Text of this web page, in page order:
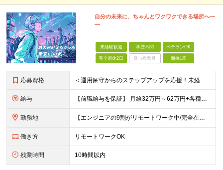
自分の未来に、ちゃんとワクワクできる場所へ―
―
未経験歓迎 学歴不問 ベテランOK
完全週休2日 賞与複数月 面接1回
応募資格 ＜運用保守からのステップアップを応援！未経験からの挑戦も大歓迎です♪＞ ■インフラエンジニアとして何らかの実務経験がある方（経験領域不問） ■学歴不問 【こんな方にピッタリの環境です！】 ・運用保守
給与 【前職給与を保証】 月給32万円～62万円+各種手当+決算賞与 ★資格手当や資格取得報奨金、役職手当など待遇、福利厚生が充実！ ★1年で年収60万円以上アップした社員が多数！ ※経験・スキルを考慮
勤務地 【エンジニアの9割がリモートワーク中/完全在宅ワークで働くメンバーも◎】 現在、エンジニアの約9割がリモートワークを実施。 そのうち約3割がフルリモートで勤務しており、地方在住のメンバーも活躍していま
働き方 リモートワークOK
残業時間 10時間以内